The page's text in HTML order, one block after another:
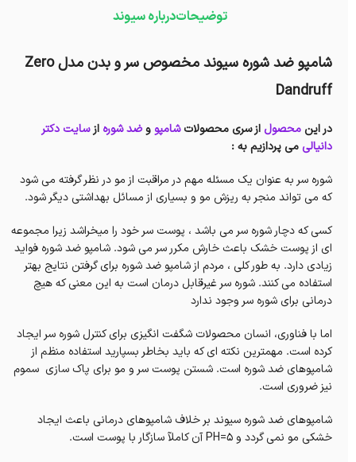
توضیحاتدرباره سیوند
شامپو ضد شوره سیوند مخصوص سر و بدن مدل Zero
Dandruff
در این محصول از سری محصولاتشامپووضد شوره ازسایت دکتر
دانیالیمی پردازیم به :
شوره سر به عنوان یک مسئله مهم در مراقبت از مو در نظر گرفته می شود
که می تواند منجر به ریزش مو و بسیاری از مسائل بهداشتی دیگر شود.
کسی که دچار شوره سر می باشد ، پوست سر خود را میخراشد زیرا مجموعه
ای از پوست خشک باعث خارش مکرر سر می شود. شامپو ضد شوره فواید
زیادی دارد. به طور کلی ، مردم از شامپو ضد شوره برای گرفتن نتایج بهتر
استفاده می کنند. شوره سر غیرقابل درمان است به این معنی که هیچ
درمانی برای شوره سر وجود ندارد
اما با فناوری، انسان محصولات شگفت انگیزی برای کنترل شوره سر ایجاد
کرده است. مهمترین نکته ای که باید بخاطر بسپارید استفاده منظم از
شامپوهای ضد شوره است. شستن پوست سر و مو برای پاک سازی سموم
نیز ضروری است.
شامپوهای ضد شوره سیوند بر خلاف شامپوهای درمانی باعث ایجاد
خشکی مو نمی گردد و PH=5 آن کاملآ سازگار با پوست است.